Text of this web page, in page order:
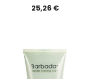
25,26 €